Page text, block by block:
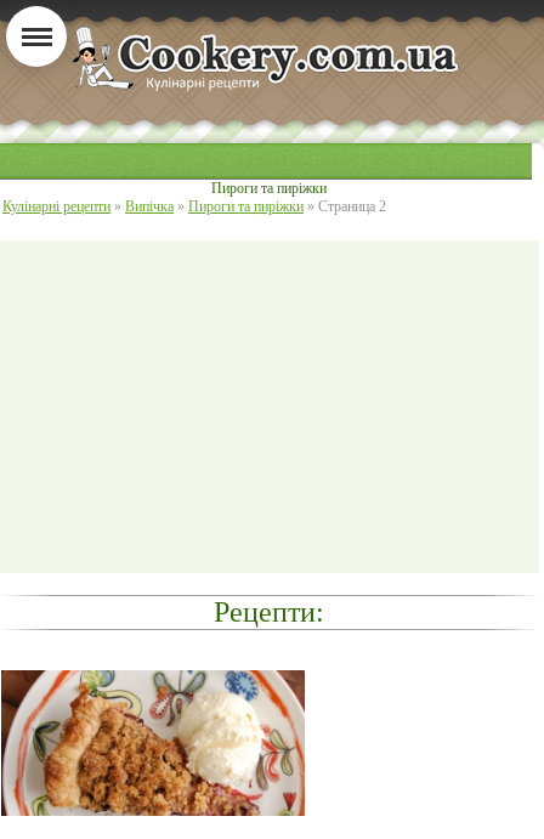
Пироги та пиріжки
Кулінарні рецепти » Випічка » Пироги та пиріжки » Страница 2
Рецепти: